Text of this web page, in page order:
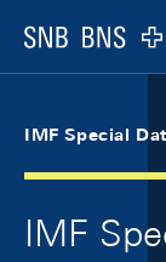
Logo
IMF Special
IMF